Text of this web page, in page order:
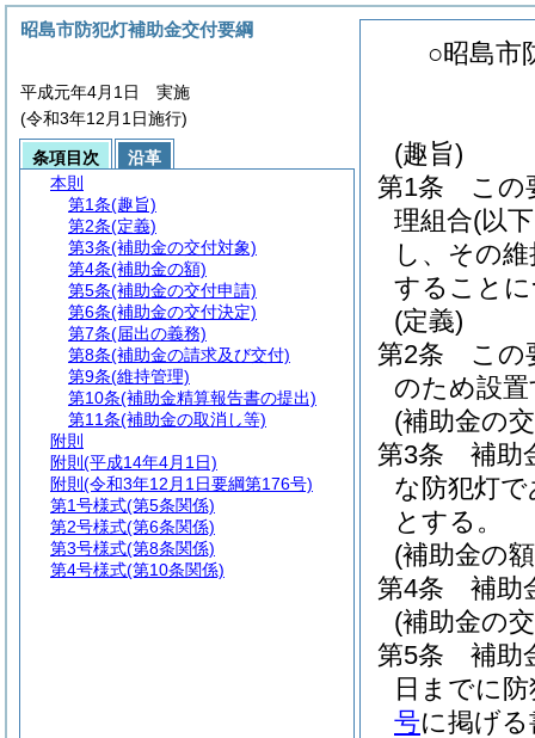
○昭島市
(趣旨)
第1条
この
理組合(以
し、その
すること
(定義)
第2条
この
のため設
(補助金の
第3条
補助
な防犯灯
とする。
(補助金の
第4条
補助
(補助金の
第5条
補助
日までに
号に掲げ
昭島市防犯灯補助金交付要綱
平成元年4月1日 実施
(令和3年12月1日施行)
条項目次
沿革
本則
第1条(趣旨)
第2条(定義)
第3条(補助金の交付対象)
第4条(補助金の額)
第5条(補助金の交付申請)
第6条(補助金の交付決定)
第7条(届出の義務)
第8条(補助金の請求及び交付)
第9条(維持管理)
第10条(補助金精算報告書の提出)
第11条(補助金の取消し等)
附則
附則 (平成14年4月1日)
附則 (令和3年12月1日要綱第176号)
第1号様式(第5条関係)
第2号様式(第6条関係)
第3号様式(第8条関係)
第4号様式(第10条関係)